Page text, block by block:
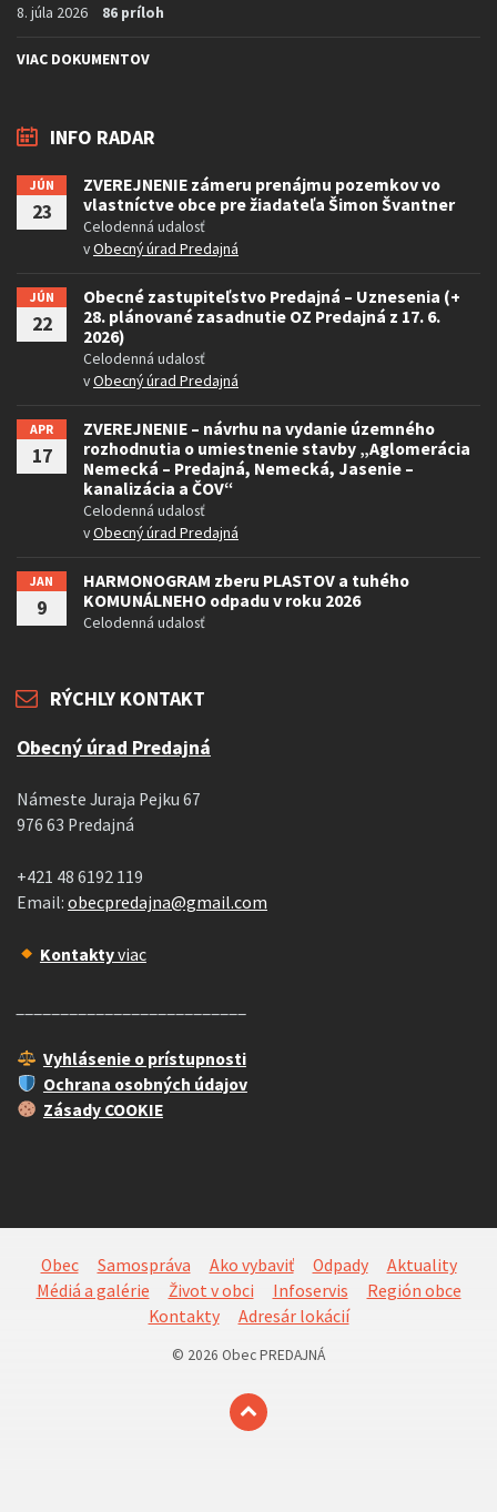
8. júla 2026 86 príloh
VIAC DOKUMENTOV
INFO RADAR
JÚN
23
ZVEREJNENIE zámeru prenájmu pozemkov vo
vlastníctve obce pre žiadateľa Šimon Švantner
Celodenná udalosť
vObecný úrad Predajná
JÚN
22
Obecné zastupiteľstvo Predajná – Uznesenia (+
28. plánované zasadnutie OZ Predajná z 17. 6.
2026)
Celodenná udalosť
vObecný úrad Predajná
APR
17
ZVEREJNENIE – návrhu na vydanie územného
rozhodnutia o umiestnenie stavby „Aglomerácia
Nemecká – Predajná, Nemecká, Jasenie –
kanalizácia a ČOV“
Celodenná udalosť
vObecný úrad Predajná
JAN
9
HARMONOGRAM zberu PLASTOV a tuhého
KOMUNÁLNEHO odpadu v roku 2026
Celodenná udalosť
RÝCHLY KONTAKT
Obecný úrad Predajná
Námeste Juraja Pejku 67
976 63 Predajná
+421 48 6192 119
Email: obecpredajna@gmail.com
Kontaktyviac
Vyhlásenie o prístupnosti
Ochrana osobných údajov
Zásady COOKIE
Obec Samospráva Ako vybaviť Odpady
Aktuality
Médiá a galérie
Život v obci Infoservis
Región obce
Kontakty
Adresár lokácií
© 2026 Obec PREDAJNÁ